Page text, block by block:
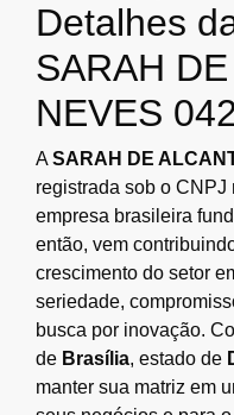
Detalhes
SARAH
NEVES
ASARAH DE
registrada sob o CNPJ
empresa brasileira
então, vem
crescimento do setor
seriedade,
busca por inovação.
de Brasília, estado de
manter sua matriz em